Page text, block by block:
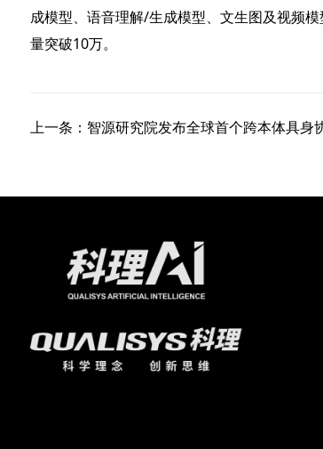
成模型、语音理解/生成模型、文生图及视频
量突破10万。
上一条：智源研究院发布全球首个跨本体具身